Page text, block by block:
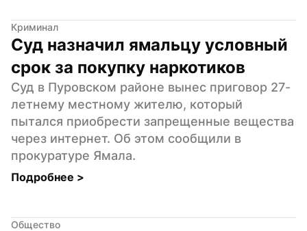
Криминал
Суд назначил ямальцу условный
срок за покупку наркотиков
Суд в Пуровском районе вынес приговор 27-
летнему местному жителю, который
пытался приобрести запрещенные вещества
через интернет. Об этом сообщили в
прокуратуре Ямала.
Подробнее >
Общество